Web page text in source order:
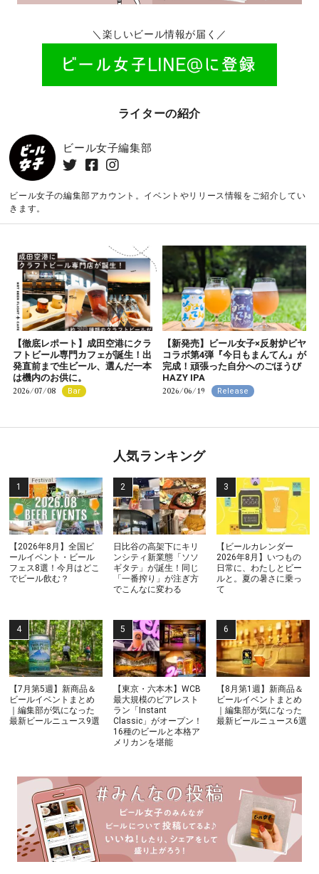
＼楽しいビール情報が届く／
ライターの紹介
ビール女子編集部
ビール女子の編集部アカウント。イベントやリリース情報をご紹介してい
きます。
【徹底レポート】成田空港にクラ
フトビール専門カフェが誕生！出
発直前まで生ビール、選んだ一本
は機内のお供に。
2026/07/08 Bar
【新発売】ビール女子×反射炉ビヤ
コラボ第4弾『今日もまんてん』が
完成！頑張った自分へのごほうび
HAZY IPA
2026/06/19 Release
人気ランキング
【2026年8月】全国ビ
ールイベント・ビール
フェス8選！今月はどこ
でビール飲む？
日比谷の高架下にキリ
ンシティ新業態「ソソ
ギタテ」が誕生！同じ
「一番搾り」が注ぎ方
でこんなに変わる
【ビールカレンダー
2026年8月】いつもの
日常に、わたしとビー
ルと。夏の暑さに乗っ
て
【7月第5週】新商品＆
ビールイベントまとめ
｜編集部が気になった
最新ビールニュース9選
【東京・六本木】WCB
最大規模のビアレスト
ラン「Instant
Classic」がオープン！
16種のビールと本格ア
メリカンを堪能
【8月第1週】新商品＆
ビールイベントまとめ
｜編集部が気になった
最新ビールニュース6選